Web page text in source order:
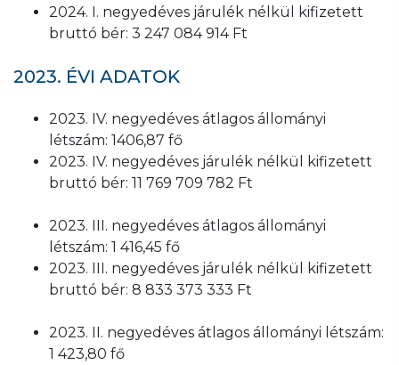
2024. I. negyedéves járulék nélkül kifizetett
bruttó bér: 3 247 084 914 Ft
2023. ÉVI ADATOK
2023. IV. negyedéves átlagos állományi
létszám: 1406,87 fő
2023. IV. negyedéves járulék nélkül kifizetett
bruttó bér: 11 769 709 782 Ft
2023. III. negyedéves átlagos állományi
létszám: 1 416,45 fő
2023. III. negyedéves járulék nélkül kifizetett
bruttó bér: 8 833 373 333 Ft
2023. II. negyedéves átlagos állományi létszám:
1 423,80 fő